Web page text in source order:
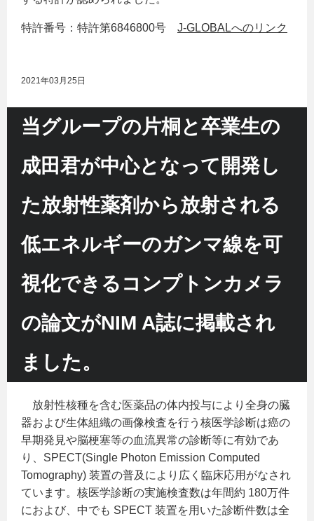
特許番号：特許第6846800号 J-GLOBALへのリンク
2021年03月25日
当グループの片桐と卒業生の
成田君が中心となって開発し
た放射性薬剤から放射される
低エネルギーのガンマ線を可
視化できるコンプトンカメラ
の論文がNIM A誌に掲載され
ました。
放射性核種を含む医薬品の体内投与により全身の臓
器および生体組織の画像検査を行う核医学診断は癌の
早期発見や脳梗塞等の血流異常の診断等に有効であ
り、SPECT(Single Photon Emission Computed
Tomography) 装置の普及により広く臨床応用がなされ
ています。核医学診断の実施検査数は年間約 180万件
におよび、中でも SPECT 装置を用いた診断件数は全